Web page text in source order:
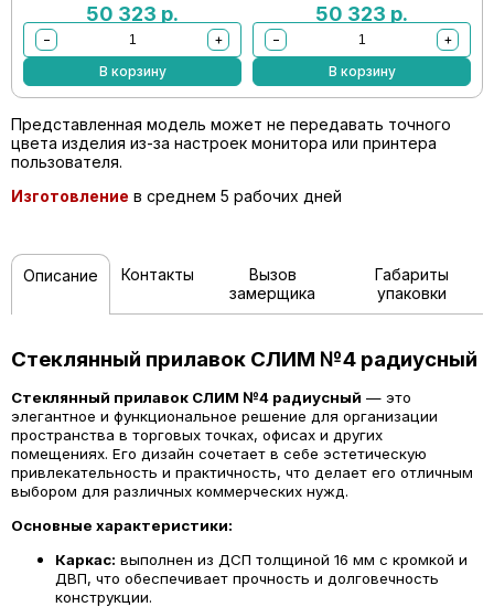
50 323 р.
−
+
В корзину
50 323 р.
−
+
В корзину
Представленная модель может не передавать точного
цвета изделия из-за настроек монитора или принтера
пользователя.
Изготовление в среднем 5 рабочих дней
Описание Контакты
Вызов
замерщика
Габариты
упаковки
Стеклянный прилавок СЛИМ №4 радиусный
Стеклянный прилавок СЛИМ №4 радиусный — это
элегантное и функциональное решение для организации
пространства в торговых точках, офисах и других
помещениях. Его дизайн сочетает в себе эстетическую
привлекательность и практичность, что делает его отличным
выбором для различных коммерческих нужд.
Основные характеристики:
Каркас: выполнен из ДСП толщиной 16 мм с кромкой и
ДВП, что обеспечивает прочность и долговечность
конструкции.